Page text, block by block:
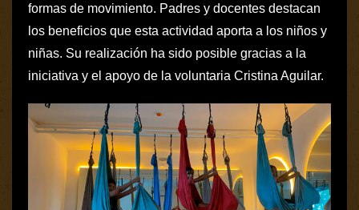
formas de movimiento. Padres y docentes destacan
los beneficios que esta actividad aporta a los niños y
niñas. Su realización ha sido posible gracias a la
iniciativa y el apoyo de la voluntaria Cristina Aguilar.